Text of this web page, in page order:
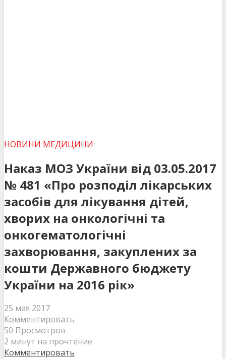
НОВИНИ МЕДИЦИНИ
Наказ МОЗ України від 03.05.2017
№ 481 «Про розподіл лікарських
засобів для лікування дітей,
хворих на онкологічні та
онкогематологічні
захворювання, закуплених за
кошти Державного бюджету
України на 2016 рік»
25 мая 2017
Комментировать
50 Просмотров
2 минут на прочтение
Комментировать